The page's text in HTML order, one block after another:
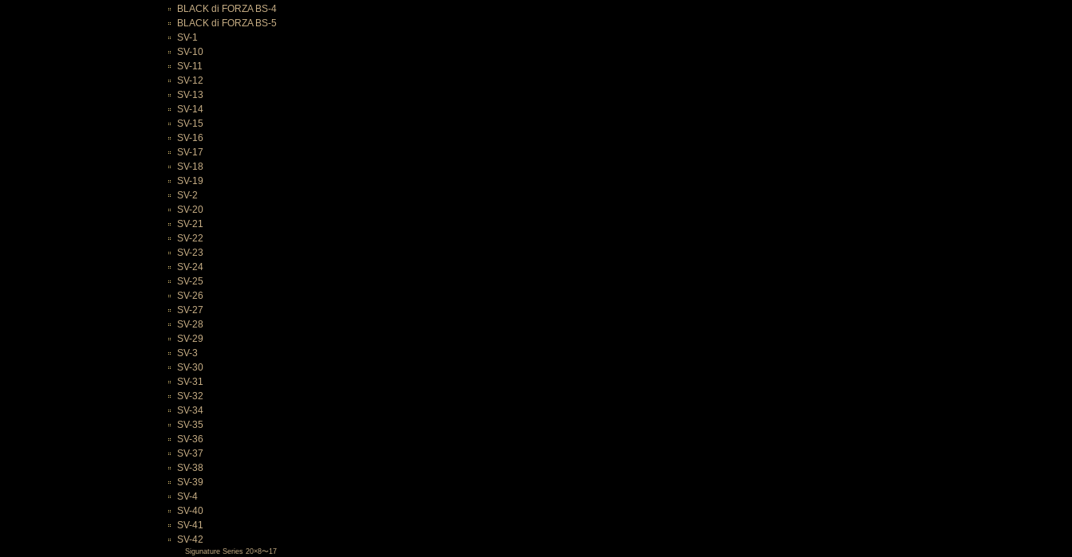
BLACK di FORZA BS-4
BLACK di FORZA BS-5
SV-1
SV-10
SV-11
SV-12
SV-13
SV-14
SV-15
SV-16
SV-17
SV-18
SV-19
SV-2
SV-20
SV-21
SV-22
SV-23
SV-24
SV-25
SV-26
SV-27
SV-28
SV-29
SV-3
SV-30
SV-31
SV-32
SV-34
SV-35
SV-36
SV-37
SV-38
SV-39
SV-4
SV-40
SV-41
SV-42
Sigunature Series 20×8〜17